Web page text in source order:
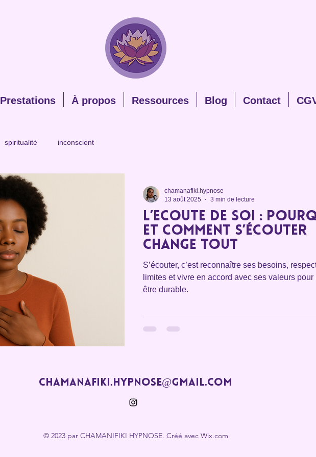
Prestations À propos Ressources Blog Contact
spiritualité inconscient
L’écoute de soi :
et comment s’écouter
change tout
S’écouter, c’est reconnaître ses besoins,
limites et vivre en accord avec ses valeurs pour
être durable.
chamanafiki.hypnose
13 août 2025
3 min de lecture
chamanafiki.hypnose@gmail.com
© 2023 par CHAMANIFIKI HYPNOSE. Créé avec Wix.com